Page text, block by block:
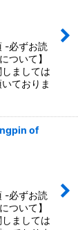
-必ずお読
ついて】
ましては
ておりま
of
-必ずお読
ついて】
ましては